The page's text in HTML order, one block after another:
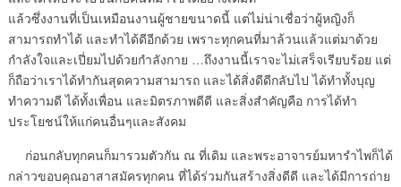
แล้วซึ่งงานที่เป็นเหมือนงานผู้ชายขนาดนี้ แต่ไม่น่าเชื่อว่าผู้หญิงก็
สามารถทำได้ และทำได้ดีอีกด้วย เพราะทุกคนที่มาล้วนแล้วแต่มาด้วย
กำลังใจและเปี่ยมไปด้วยกำลังกาย …ถึงงานนี้เราจะไม่เสร็จเรียบร้อย แต่
ก็ถือว่าเราได้ทำกันสุดความสามารถ และได้สิ่งดีดีกลับไป ได้ทำทั้งบุญ
ทำความดี ได้ทั้งเพื่อน และมิตรภาพดีดี และสิ่งสำคัญคือ การได้ทำ
ประโยชน์ให้แก่คนอื่นๆและสังคม
ก่อนกลับทุกคนก็มารวมตัวกัน ณ ที่เดิม และพระอาจารย์มหารำไพก็ได้
กล่าวขอบคุณอาสาสมัครทุกคน ที่ได้ร่วมกันสร้างสิ่งดีดี และได้มีการถ่าย